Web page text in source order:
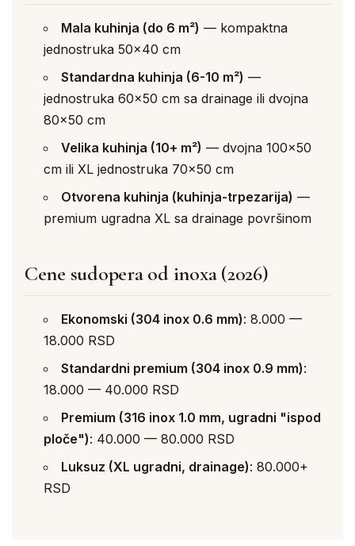
Mala kuhinja (do 6 m²) — kompaktna
jednostruka 50×40 cm
Standardna kuhinja (6-10 m²) —
jednostruka 60×50 cm sa drainage ili dvojna
80×50 cm
Velika kuhinja (10+ m²) — dvojna 100×50
cm ili XL jednostruka 70×50 cm
Otvorena kuhinja (kuhinja-trpezarija) —
premium ugradna XL sa drainage površinom
Cene sudopera od inoxa (2026)
Ekonomski (304 inox 0.6 mm): 8.000 —
18.000 RSD
Standardni premium (304 inox 0.9 mm):
18.000 — 40.000 RSD
Premium (316 inox 1.0 mm, ugradni "ispod
ploče"): 40.000 — 80.000 RSD
Luksuz (XL ugradni, drainage): 80.000+
RSD